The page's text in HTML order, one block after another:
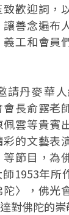
歡迎詞，
善念遍布
工和會員
請丹麥華
長俞露老
雲等貴賓
的文藝表
節目，為
1953年所
〉，佛光
對佛陀的崇